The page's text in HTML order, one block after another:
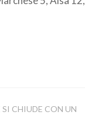
CHIUDE CON UN